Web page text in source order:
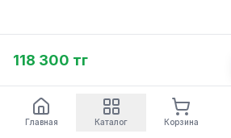
118 300 тг
Главная Каталог Корзина